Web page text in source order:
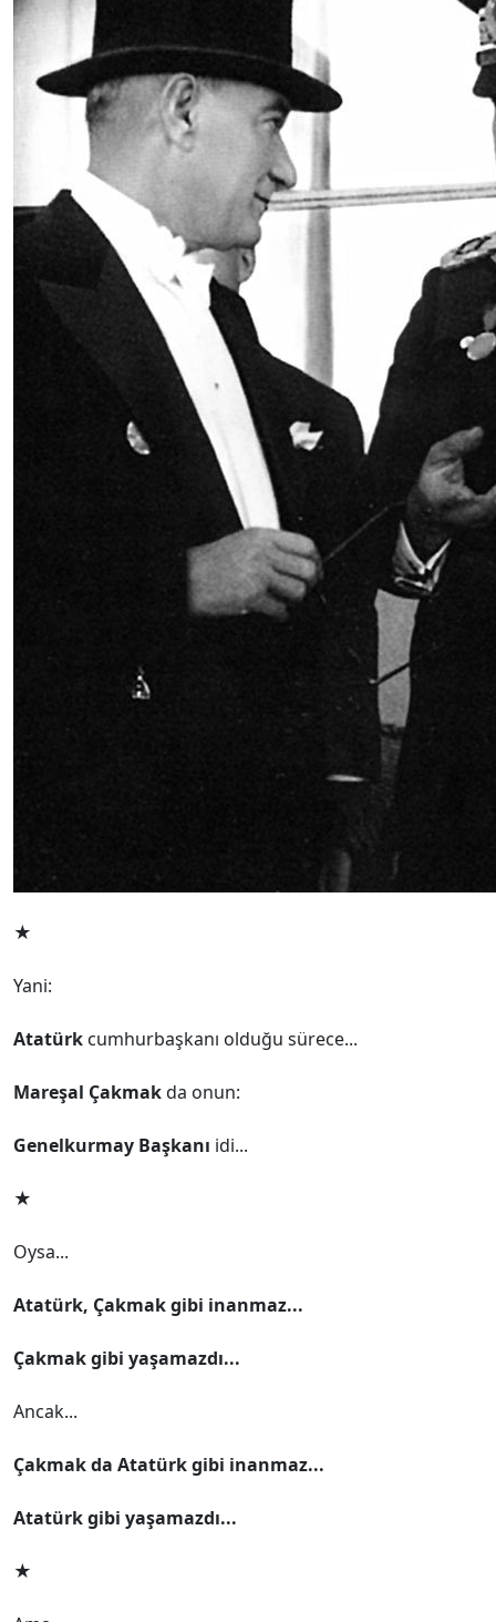
★
Yani:
Atatürk cumhurbaşkanı olduğu sürece...
Mareşal Çakmakda onun:
Genelkurmay Başkanı idi...
★
Oysa...
Atatürk, Çakmakgibi inanmaz...
Çakmak gibi yaşamazdı...
Ancak...
Çakmak da Atatürk gibi inanmaz...
Atatürk gibi yaşamazdı...
★